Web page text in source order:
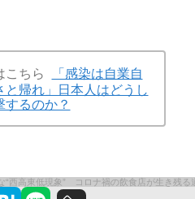
こちら
「感染は自業自
帰れ」日本人はどうし
するのか？
“西高東低現象” コロナ禍の飲食店が生き残